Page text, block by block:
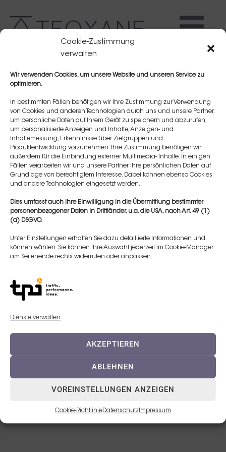
Cookie-Zustimmung
verwalten
Wir verwenden Cookies, um unsere Website und unseren Service zu
optimieren.
In bestimmten Fällen benötigen wir Ihre Zustimmung zur Verwendung
von Cookies und anderen Technologien durch uns und unsere Partner,
um persönliche Daten auf Ihrem Gerät zu speichern und abzurufen,
um personalisierte Anzeigen und Inhalte, Anzeigen- und
Inhaltemessung, Erkenntnisse über Zielgruppen und
Produktentwicklung vorzunehmen. Ihre Zustimmung benötigen wir
außerdem für die Einbindung externer Multimedia- Inhalte. In einigen
Fällen verarbeiten wir und unsere Partner Ihre persönlichen Daten auf
Grundlage von berechtigtem Interesse. Dabei können ebenso Cookies
und andere Technologien eingesetzt werden.
Dies umfasst auch Ihre Einwilligung in die Übermittlung bestimmter
personenbezogener Daten in Drittländer, u.a. die USA, nach Art. 49 (1)
(a) DSGVO.
Unter Einstellungen erhalten Sie dazu detaillierte Informationen und
können wählen. Sie können Ihre Auswahl jederzeit im Cookie-Manager
am Seitenende rechts widerrufen oder anpassen.
Dienste verwalten
AKZEPTIEREN
ABLEHNEN
VOREINSTELLUNGEN ANZEIGEN
Cookie-RichtlinieDatenschutz Impressum
Veronika ODOGU
E-Mail:
Telefon: